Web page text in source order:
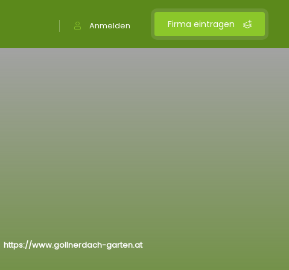
Firma eintragen
Anmelden
https://www.gollnerdach-garten.at